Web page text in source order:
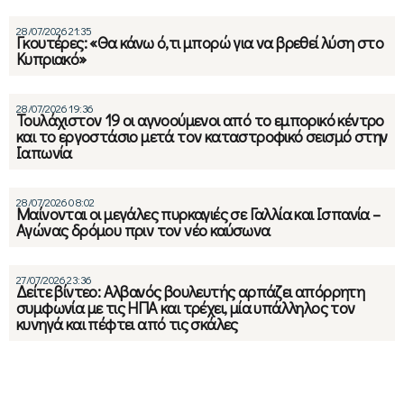
28/07/2026 21:35
Γκουτέρες: «Θα κάνω ό,τι μπορώ για να βρεθεί λύση στο
Κυπριακό»
28/07/2026 19:36
Τουλάχιστον 19 οι αγνοούμενοι από το εμπορικό κέντρο
και το εργοστάσιο μετά τον καταστροφικό σεισμό στην
Ιαπωνία
28/07/2026 08:02
Μαίνονται οι μεγάλες πυρκαγιές σε Γαλλία και Ισπανία –
Αγώνας δρόμου πριν τον νέο καύσωνα
27/07/2026 23:36
Δείτε βίντεο: Αλβανός βουλευτής αρπάζει απόρρητη
συμφωνία με τις ΗΠΑ και τρέχει, μία υπάλληλος τον
κυνηγά και πέφτει από τις σκάλες